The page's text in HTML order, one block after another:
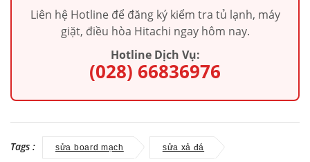
Liên hệ Hotline để đăng ký kiểm tra tủ lạnh, máy
giặt, điều hòa Hitachi ngay hôm nay.
Hotline Dịch Vụ:
(028) 66836976
Tags : sửa board mạch sửa xả đá